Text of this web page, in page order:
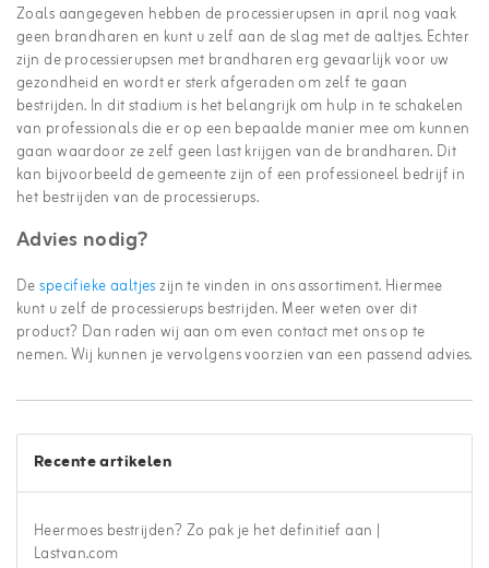
Zoals aangegeven hebben de processierupsen in april nog vaak
geen brandharen en kunt u zelf aan de slag met de aaltjes. Echter
zijn de processierupsen met brandharen erg gevaarlijk voor uw
gezondheid en wordt er sterk afgeraden om zelf te gaan
bestrijden. In dit stadium is het belangrijk om hulp in te schakelen
van professionals die er op een bepaalde manier mee om kunnen
gaan waardoor ze zelf geen last krijgen van de brandharen. Dit
kan bijvoorbeeld de gemeente zijn of een professioneel bedrijf in
het bestrijden van de processierups.
Advies nodig?
Despecifieke aaltjeszijn te vinden in ons assortiment. Hiermee
kunt u zelf de processierups bestrijden. Meer weten over dit
product? Dan raden wij aan om even contact met ons op te
nemen. Wij kunnen je vervolgens voorzien van een passend advies.
Recente artikelen
Heermoes bestrijden? Zo pak je het definitief aan |
Lastvan.com